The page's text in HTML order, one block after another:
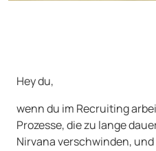
Hey du,
wenn du im Recruiting
Prozesse, die zu lange
Nirvana verschwinden,